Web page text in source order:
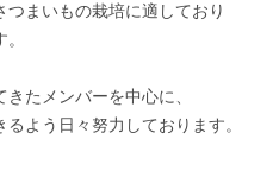
まいもの栽培に適しており
たメンバーを中心に、
よう日々努力しております。